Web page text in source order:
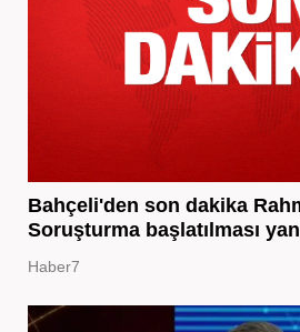
Bahçeli'den son dakika
Soruşturma başlatılması
Haber7